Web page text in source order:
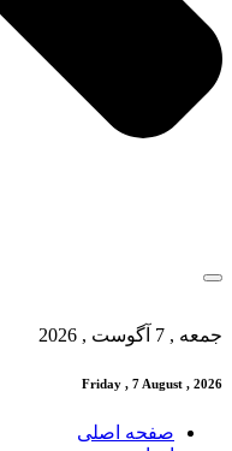
جمعه , 7 آگوست , 2026
Friday , 7 August , 2026
صفحه اصلی